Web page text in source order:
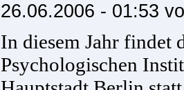
26.06.2006 - 01:53
In diesem Jahr findet
Psychologischen